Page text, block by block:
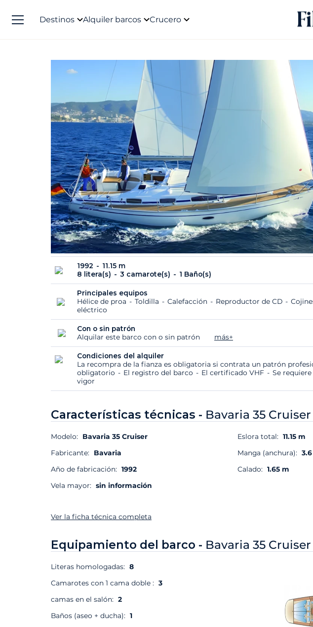
Destinos Alquiler barcos Crucero
1992
11.15 m
8 litera(s)
3 camarote(s) 1 Baño(s)
Principales equipos
Hélice de proa
Toldilla Calefacción Reproductor de CD
eléctrico
Con o sin patrón
Alquilar este barco con o sin patrón
más+
Condiciones del alquiler
La recompra de la fianza es obligatoria si contrata un patrón
obligatorio
El registro del barco El certificado VHF
Se
vigor
Características técnicas - Bavaria 35 Cruiser
Modelo: Bavaria 35 Cruiser
Fabricante: Bavaria
Año de fabricación: 1992
Vela mayor: sin información
Eslora total: 11.15 m
Manga (anchura):
Calado: 1.65 m
Ver la ficha técnica completa
Equipamiento del barco - Bavaria 35 Cruiser
Literas homologadas: 8
Camarotes con 1 cama doble : 3
camas en el salón: 2
Baños (aseo + ducha): 1